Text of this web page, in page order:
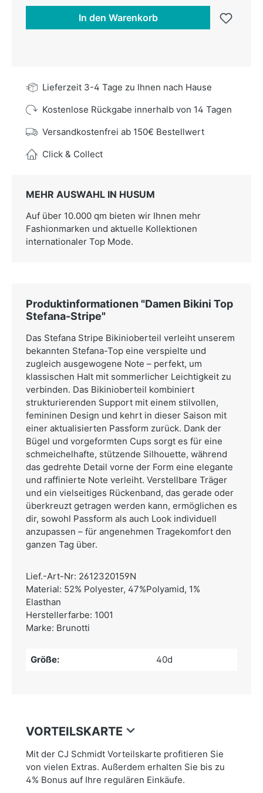
In den Warenkorb
Lieferzeit 3-4 Tage zu Ihnen nach Hause
Kostenlose Rückgabe innerhalb von 14 Tagen
Versandkostenfrei ab 150€ Bestellwert
Click & Collect
MEHR AUSWAHL IN HUSUM
Auf über 10.000 qm bieten wir Ihnen mehr
Fashionmarken und aktuelle Kollektionen
internationaler Top Mode.
Produktinformationen "Damen Bikini Top
Stefana-Stripe"
Das Stefana Stripe Bikinioberteil verleiht unserem
bekannten Stefana-Top eine verspielte und
zugleich ausgewogene Note – perfekt, um
klassischen Halt mit sommerlicher Leichtigkeit zu
verbinden. Das Bikinioberteil kombiniert
strukturierenden Support mit einem stilvollen,
femininen Design und kehrt in dieser Saison mit
einer aktualisierten Passform zurück. Dank der
Bügel und vorgeformten Cups sorgt es für eine
schmeichelhafte, stützende Silhouette, während
das gedrehte Detail vorne der Form eine elegante
und raffinierte Note verleiht. Verstellbare Träger
und ein vielseitiges Rückenband, das gerade oder
überkreuzt getragen werden kann, ermöglichen es
dir, sowohl Passform als auch Look individuell
anzupassen – für angenehmen Tragekomfort den
ganzen Tag über.
Lief.-Art-Nr: 2612320159N
Material: 52% Polyester, 47%Polyamid, 1%
Elasthan
Herstellerfarbe: 1001
Marke: Brunotti
Größe: 40d
VORTEILSKARTE
Mit der CJ Schmidt Vorteilskarte profitieren Sie
von vielen Extras. Außerdem erhalten Sie bis zu
4% Bonus auf Ihre regulären Einkäufe.